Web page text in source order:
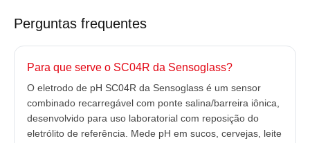
Perguntas frequentes
Para que serve o SC04R da Sensoglass?
O eletrodo de pH SC04R da Sensoglass é um sensor
combinado recarregável com ponte salina/barreira iônica,
desenvolvido para uso laboratorial com reposição do
eletrólito de referência. Mede pH em sucos, cervejas, leite